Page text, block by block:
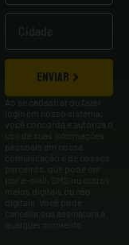
ENVIAR
Ao se cadastrar ou fazer
login em nosso sistema,
você concorda e autoriza o
uso de suas informações
pessoais em nossa
comunicação e de nossos
parceiros, que pode ser
por e-mail, SMS ou outros
meios digitais ou não
digitais. Você pode
cancelar sua assinatura a
qualquer momento.